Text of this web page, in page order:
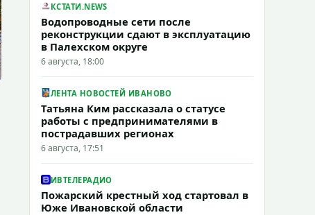
КСТАТИ.NEWS
Водопроводные сети после
реконструкции сдают в эксплуатацию
в Палехском округе
6 августа, 18:00
ЛЕНТА НОВОСТЕЙ ИВАНОВО
Татьяна Ким рассказала о статусе
работы с предпринимателями в
пострадавших регионах
6 августа, 17:51
ИВТЕЛЕРАДИО
Пожарский крестный ход стартовал в
Юже Ивановской области